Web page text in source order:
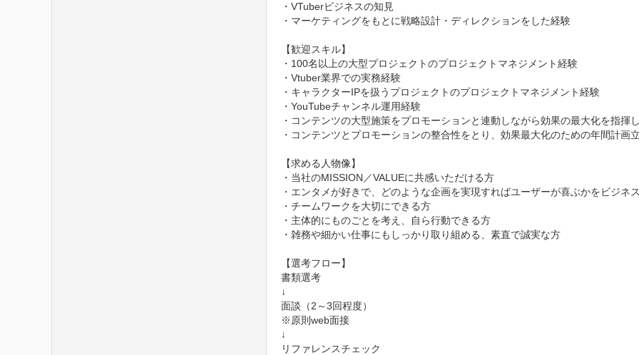
・VTuberビジネスの知見
・マーケティングをもとに戦略設計・ディレクションをした経験
【歓迎スキル】
・100名以上の大型プロジェクトのプロジェクトマネジメント経験
・Vtuber業界での実務経験
・キャラクターIPを扱うプロジェクトのプロジェクトマネジメント経験
・YouTubeチャンネル運用経験
・コンテンツの大型施策をプロモーションと連動しながら効果の最大化を指揮
・コンテンツとプロモーションの整合性をとり、効果最大化のための年間計画
【求める人物像】
・当社のMISSION／VALUEに共感いただける方
・エンタメが好きで、どのような企画を実現すればユーザーが喜ぶかをビジネ
・チームワークを大切にできる方
・主体的にものごとを考え、自ら行動できる方
・雑務や細かい仕事にもしっかり取り組める、素直で誠実な方
【選考フロー】
書類選考
↓
面談（2～3回程度）
※原則web面接
↓
リファレンスチェック